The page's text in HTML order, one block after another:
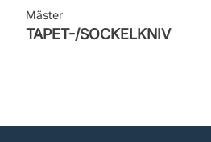
Mäster
TAPET-/SOCKELKNIV